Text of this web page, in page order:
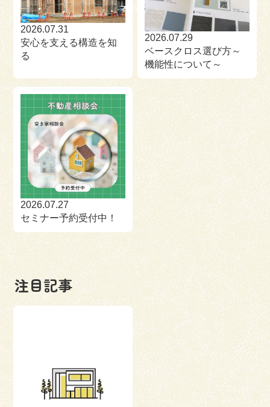
2026.07.31
安心を支える構造を知
る
2026.07.29
ベースクロス選び方～
機能性について～
2026.07.27
セミナー予約受付中！
注目記事